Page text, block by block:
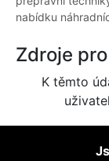
nabídku
Zdroje
K těmto